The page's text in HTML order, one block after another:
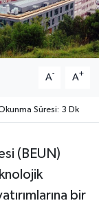
A- A+
Süresi: 3 Dk
(BEUN)
bir